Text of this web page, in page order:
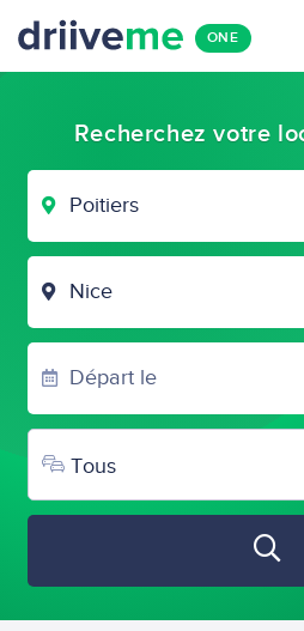
ONE
Recherchez votre